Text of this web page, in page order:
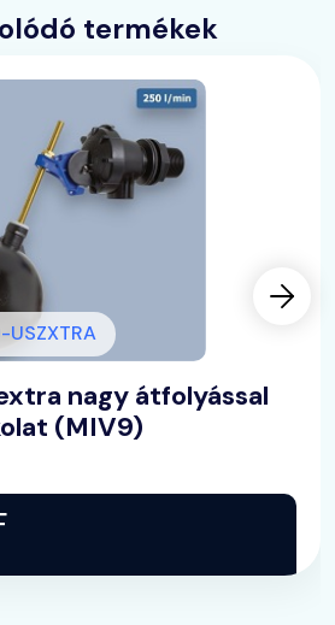
termékek
nagy átfolyással
(MIV9)